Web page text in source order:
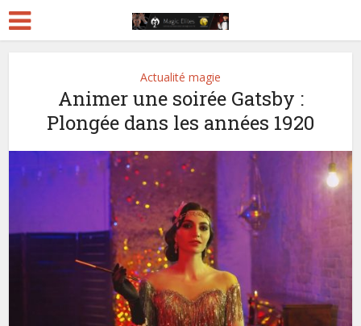
Actualité magie
Animer une soirée Gatsby :
Plongée dans les années 1920